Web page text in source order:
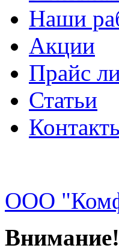
Наши
Акции
Прайс
Статьи
ООО